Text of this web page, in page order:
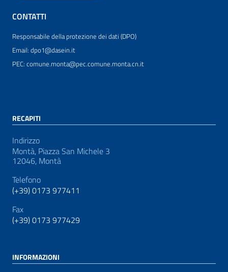
CONTATTI
Responsabile della protezione dei dati (DPO)
Email: dpo1@dasein.it
PEC: comune.monta@pec.comune.monta.cn.it
RECAPITI
Indirizzo
Montà, Piazza San Michele 3
12046, Montà
Telefono
(+39) 0173 977411
Fax
(+39) 0173 977429
INFORMAZIONI